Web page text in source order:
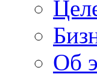
Об